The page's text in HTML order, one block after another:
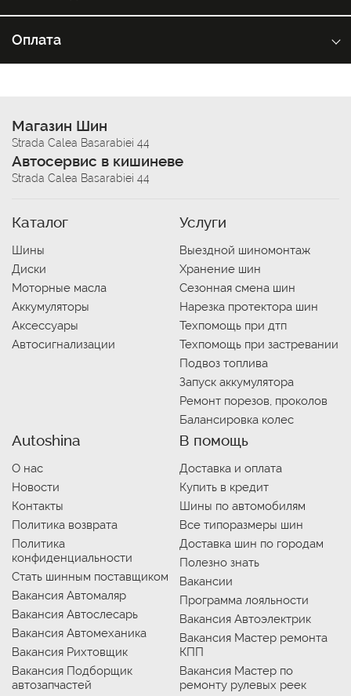
Оплата
Магазин Шин
Strada Calea Basarabiei 44
Автосервис в кишиневе
Strada Calea Basarabiei 44
Каталог
Шины
Диски
Моторные масла
Аккумуляторы
Аксессуары
Автосигнализации
Услуги
Выездной шиномонтаж
Хранение шин
Сезонная смена шин
Нарезка протектора шин
Техпомощь при дтп
Техпомощь при застревании
Подвоз топлива
Запуск аккумулятора
Ремонт порезов, проколов
Балансировка колес
Autoshina
О нас
Новости
Контакты
Политика возврата
Политика
конфиденциальности
Стать шинным поставщиком
Вакансия Автомаляр
Вакансия Автослесарь
Вакансия Автомеханика
Вакансия Рихтовщик
Вакансия Подборщик
автозапчастей
В помощь
Доставка и оплата
Купить в кредит
Шины по автомобилям
Все типоразмеры шин
Доставка шин по городам
Полезно знать
Вакансии
Программа лояльности
Вакансия Автоэлектрик
Вакансия Мастер ремонта
КПП
Вакансия Мастер по
ремонту рулевых реек